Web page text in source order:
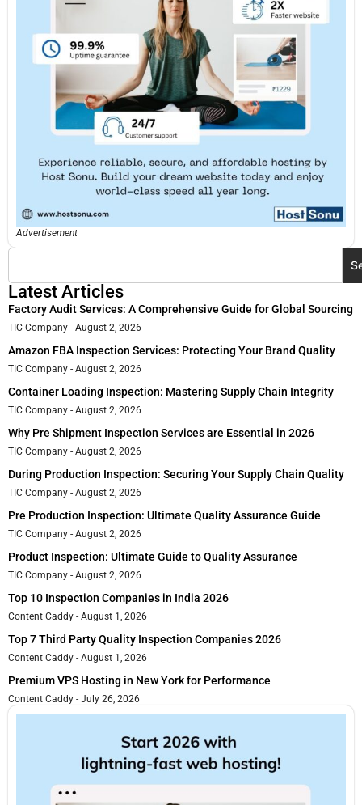
Advertisement
Latest Articles
Factory Audit Services: A Comprehensive Guide for Global Sourcing
TIC Company August 2, 2026
Amazon FBA Inspection Services: Protecting Your Brand Quality
TIC Company August 2, 2026
Container Loading Inspection: Mastering Supply Chain Integrity
TIC Company August 2, 2026
Why Pre Shipment Inspection Services are Essential in 2026
TIC Company August 2, 2026
During Production Inspection: Securing Your Supply Chain Quality
TIC Company August 2, 2026
Pre Production Inspection: Ultimate Quality Assurance Guide
TIC Company August 2, 2026
Product Inspection: Ultimate Guide to Quality Assurance
TIC Company August 2, 2026
Top 10 Inspection Companies in India 2026
Content Caddy August 1, 2026
Top 7 Third Party Quality Inspection Companies 2026
Content Caddy August 1, 2026
Premium VPS Hosting in New York for Performance
Content Caddy July 26, 2026